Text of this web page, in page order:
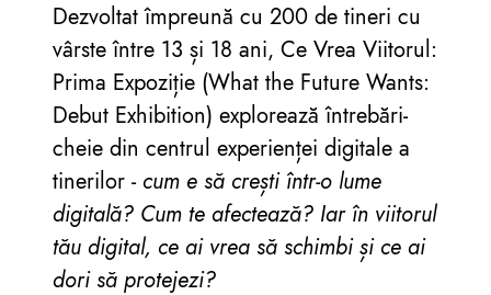
Dezvoltat împreună cu 200 de tineri cu
vârste între 13 și 18 ani, Ce Vrea Viitorul:
Prima Expoziție (What the Future Wants:
Debut Exhibition) explorează întrebări-
cheie din centrul experienței digitale a
tinerilor - cum e să crești într-o lume
digitală? Cum te afectează? Iar în viitorul
tău digital, ce ai vrea să schimbi și ce ai
dori să protejezi?